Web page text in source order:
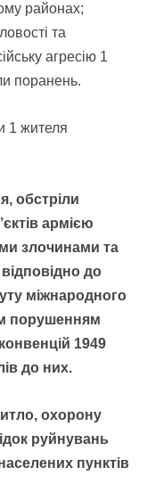
районах;
та
агресію 1
поранень.
1 жителя
обстріли
армією
злочинами та
до
міжнародного
порушенням
1949
до них.
охорону
руйнувань
пунктів